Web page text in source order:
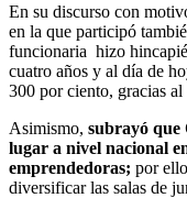
En su discurso con
en la que participó
funcionaria hizo
cuatro años y al día de
300 por ciento, gracias
Asimismo, subrayó que
lugar a nivel nacional
emprendedoras; por
diversificar las salas de